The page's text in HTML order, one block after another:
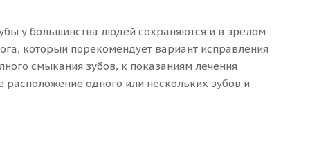
у большинства людей сохраняются и в зрелом
который порекомендует вариант исправления
смыкания зубов, к показаниям лечения
расположение одного или нескольких зубов и